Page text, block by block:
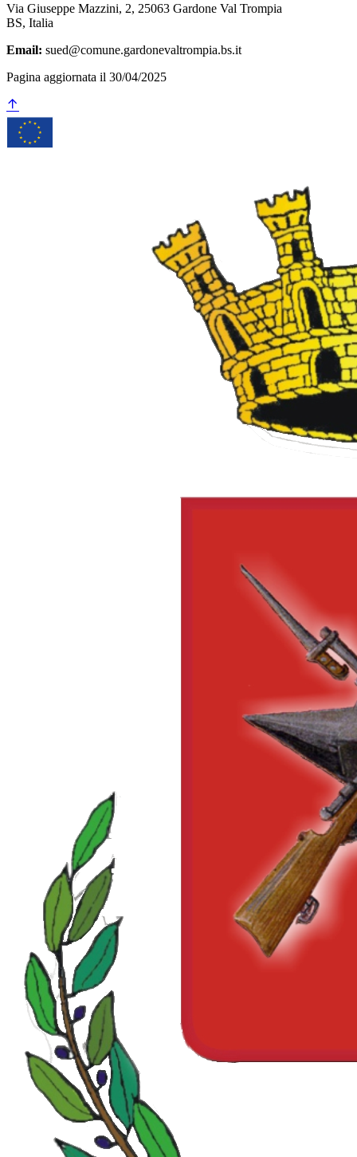
Via Giuseppe Mazzini, 2, 25063 Gardone Val Trompia
BS, Italia
Email: sued@comune.gardonevaltrompia.bs.it
Pagina aggiornata il 30/04/2025